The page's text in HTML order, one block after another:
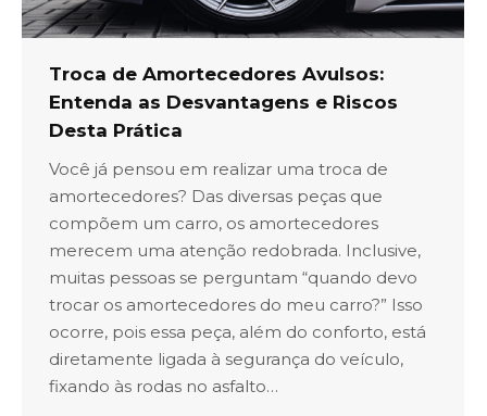
Troca de Amortecedores Avulsos:
Entenda as Desvantagens e Riscos
Desta Prática
Você já pensou em realizar uma troca de
amortecedores? Das diversas peças que
compõem um carro, os amortecedores
merecem uma atenção redobrada. Inclusive,
muitas pessoas se perguntam “quando devo
trocar os amortecedores do meu carro?” Isso
ocorre, pois essa peça, além do conforto, está
diretamente ligada à segurança do veículo,
fixando às rodas no asfalto…